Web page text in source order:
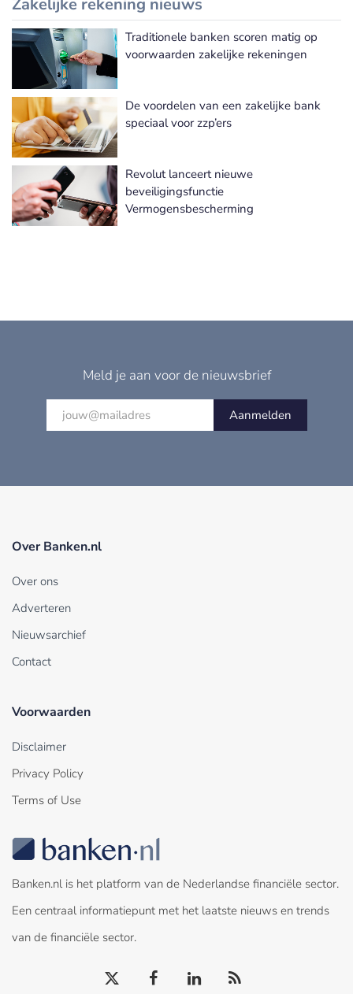
Zakelijke rekening nieuws
Meer Zakelijke rekening nieuws
Traditionele banken scoren matig op
voorwaarden zakelijke rekeningen
De voordelen van een zakelijke bank
speciaal voor zzp’ers
Revolut lanceert nieuwe
beveiligingsfunctie
Vermogensbescherming
Meld je aan voor de nieuwsbrief
Aanmelden
Over Banken.nl
Over ons
Adverteren
Nieuwsarchief
Contact
Voorwaarden
Disclaimer
Privacy Policy
Terms of Use
Banken.nl is het platform van de Nederlandse financiële sector.
Een centraal informatiepunt met het laatste nieuws en trends
van de financiële sector.